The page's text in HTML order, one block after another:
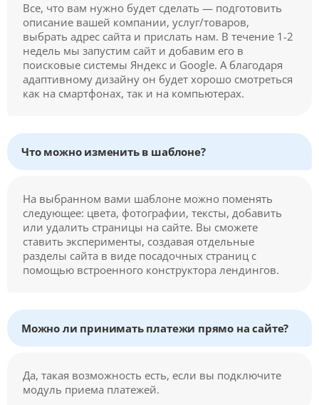
Все, что вам нужно будет сделать — подготовить
описание вашей компании, услуг/товаров,
выбрать адрес сайта и прислать нам. В течение 1-2
недель мы запустим сайт и добавим его в
поисковые системы Яндекс и Google. А благодаря
адаптивному дизайну он будет хорошо смотреться
как на смартфонах, так и на компьютерах.
Что можно изменить в шаблоне?
На выбранном вами шаблоне можно поменять
следующее: цвета, фотографии, тексты, добавить
или удалить страницы на сайте. Вы сможете
ставить эксперименты, создавая отдельные
разделы сайта в виде посадочных страниц с
помощью встроенного конструктора лендингов.
Можно ли принимать платежи прямо на сайте?
Да, такая возможность есть, если вы подключите
модуль приема платежей.